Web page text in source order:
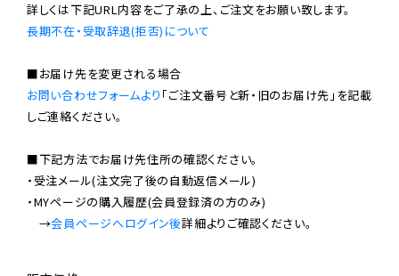
長期不在・受取辞退(拒否)について
お問い合わせフォームより 「ご注文番号と新・旧のお届け先」を記載
しご連絡ください。
■下記方法でお届け先住所の確認ください。
・受注メール(注文完了後の自動返信メール)
・MYページの購入履歴(会員登録済の方のみ)
→会員ページへログイン後